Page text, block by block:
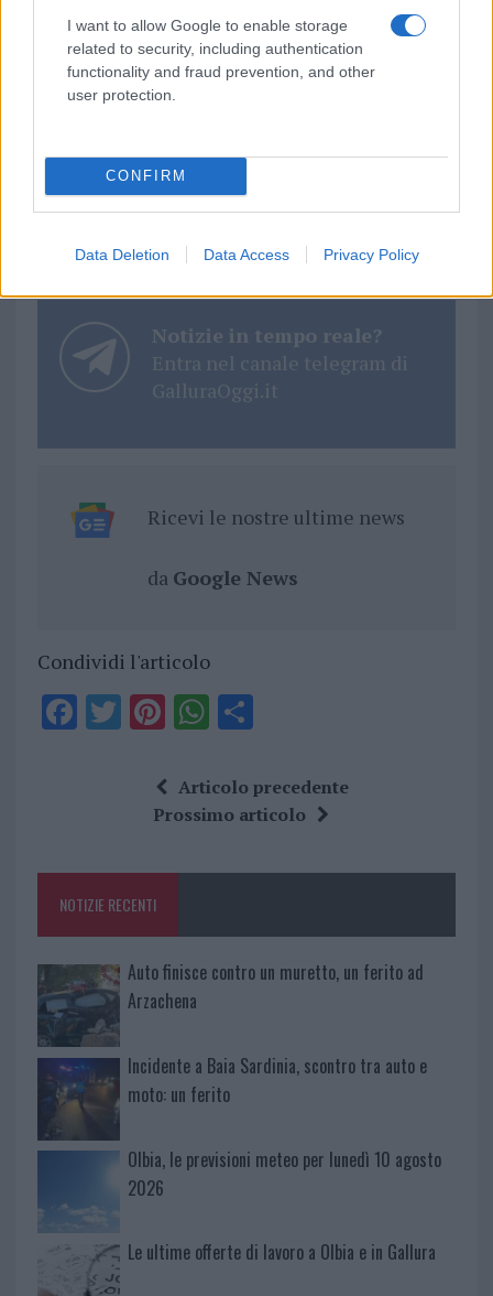
I want to allow Google to enable storage
related to security, including authentication
functionality and fraud prevention, and other
user protection.
CONFIRM
Data Deletion Data Access Privacy Policy
TEMI: Cuscino Cervicale
Cuscino Ortopedico
Cuscino Ortopedico Cervicale
i tuoi video e le tue foto
Su WhatsApp al numero +39
Notizie in tempo reale?
Entra nel canale telegram di
GalluraOggi.it
Ricevi le nostre ultime news
da Google News
Condividi l'articolo
F
o
k
T Pi
te
re
W
at
s
p
S
a
re
Articolo precedente
Prossimo articolo
NOTIZIE RECENTI
Auto finisce contro un muretto, un ferito ad
Arzachena
Incidente a Baia Sardinia, scontro tra auto e
moto: un ferito
Olbia, le previsioni meteo per lunedì 10 agosto
2026
Le ultime offerte di lavoro a Olbia e in Gallura